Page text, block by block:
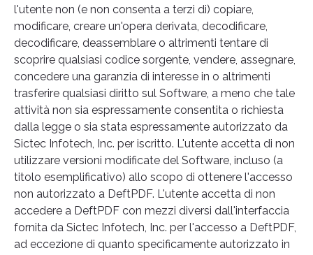
l'utente non (e non consenta a terzi di) copiare,
modificare, creare un'opera derivata, decodificare,
decodificare, deassemblare o altrimenti tentare di
scoprire qualsiasi codice sorgente, vendere, assegnare,
concedere una garanzia di interesse in o altrimenti
trasferire qualsiasi diritto sul Software, a meno che tale
attività non sia espressamente consentita o richiesta
dalla legge o sia stata espressamente autorizzato da
Sictec Infotech, Inc. per iscritto. L'utente accetta di non
utilizzare versioni modificate del Software, incluso (a
titolo esemplificativo) allo scopo di ottenere l'accesso
non autorizzato a DeftPDF. L'utente accetta di non
accedere a DeftPDF con mezzi diversi dall'interfaccia
fornita da Sictec Infotech, Inc. per l'accesso a DeftPDF,
ad eccezione di quanto specificamente autorizzato in